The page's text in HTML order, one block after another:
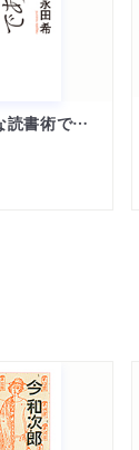
積読こそが完全な読書術である